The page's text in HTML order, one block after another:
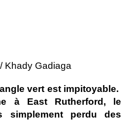
Khady Gadiaga
vert est impitoyable.
à East Rutherford, le
simplement perdu des